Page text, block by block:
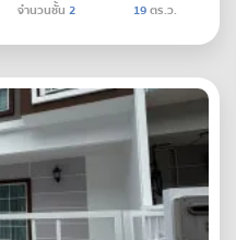
จำนวนชั้น 2 19ตร.ว.